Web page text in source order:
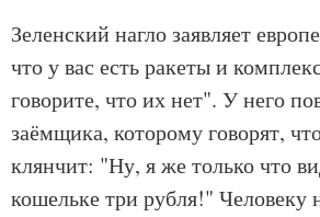
Зеленский нагло заявляет
что у вас есть ракеты и
говорите, что их нет". У него
заёмщика, которому говорят,
клянчит: "Ну, я же только что
кошельке три рубля!" Человеку